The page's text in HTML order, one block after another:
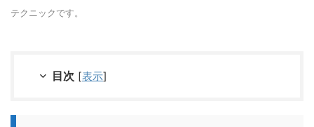
テクニックです。
目次 [表示]